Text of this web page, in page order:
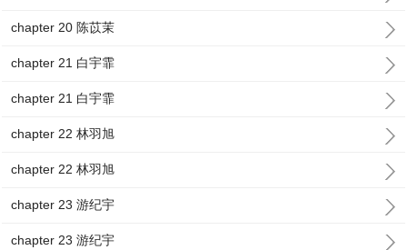
chapter 20 陈苡茉
chapter 21 白宇霏
chapter 21 白宇霏
chapter 22 林羽旭
chapter 22 林羽旭
chapter 23 游纪宇
chapter 23 游纪宇